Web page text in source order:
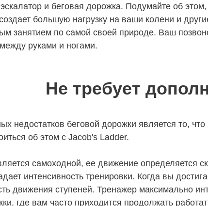
и беговая дорожка. Подумайте об
большую нагрузку на ваши колени и
занятием по самой своей природе. Ваш
руками и ногами.
Не требует
недостатков беговой дорожки является то,
об этом с Jacob's Ladder.
самоходной, ее движение определяется
интенсивность тренировки. Когда вы
движения ступеней. Тренажер максимально
где вам часто приходится продолжать